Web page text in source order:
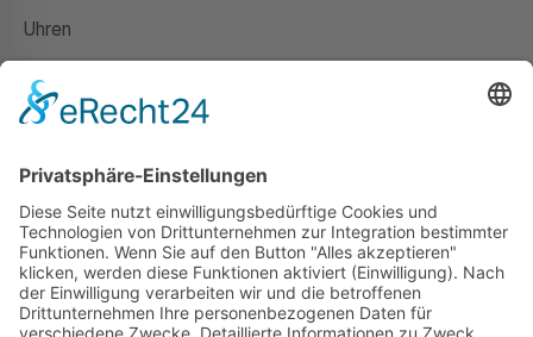
Uhren
Susanne Steiger
Geschäfte
Newsletter
Kontakt